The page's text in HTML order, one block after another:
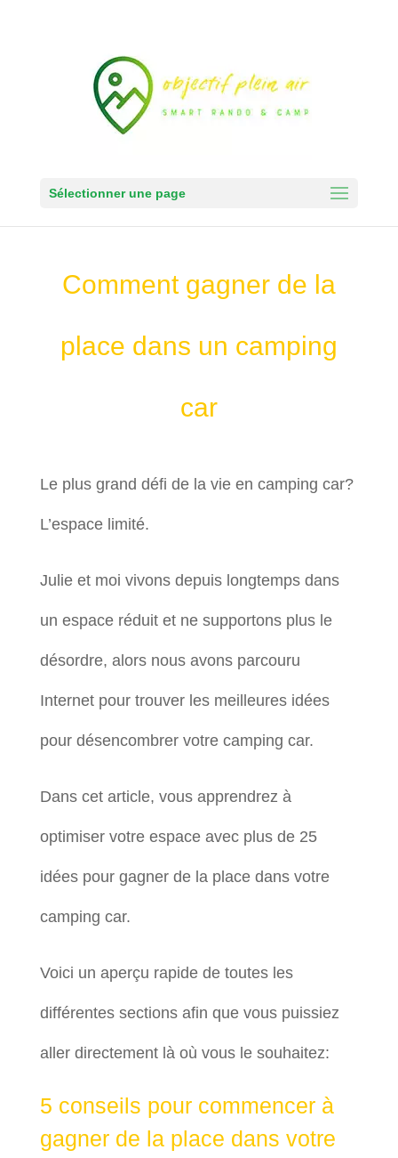
Sélectionner une page
Comment gagner de la
place dans un camping
car
Le plus grand défi de la vie en camping car?
L’espace limité.
Julie et moi vivons depuis longtemps dans
un espace réduit et ne supportons plus le
désordre, alors nous avons parcouru
Internet pour trouver les meilleures idées
pour désencombrer votre camping car.
Dans cet article, vous apprendrez à
optimiser votre espace avec plus de 25
idées pour gagner de la place dans votre
camping car.
Voici un aperçu rapide de toutes les
différentes sections afin que vous puissiez
aller directement là où vous le souhaitez:
5 conseils pour commencer à
gagner de la place dans votre